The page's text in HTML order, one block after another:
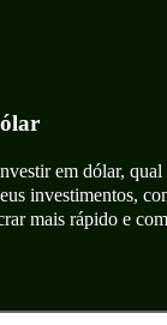
em dólar, qual
investimentos,
mais rápido e